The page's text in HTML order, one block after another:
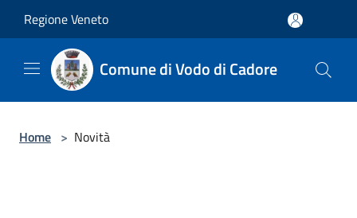
Regione Veneto
Comune di Vodo di Cadore
Home > Novità